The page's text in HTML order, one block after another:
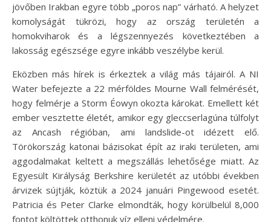
jövőben Irakban egyre több „poros nap” várható. A helyzet
komolyságát tükrözi, hogy az ország területén a
homokviharok és a légszennyezés következtében a
lakosság egészsége egyre inkább veszélybe kerül.
Eközben más hírek is érkeztek a világ más tájairól. A NI
Water befejezte a 22 mérföldes Mourne Wall felmérését,
hogy felmérje a Storm Éowyn okozta károkat. Emellett két
ember vesztette életét, amikor egy gleccserlagúna túlfolyt
az Ancash régióban, ami landslide-ot idézett elő.
Törökország katonai bázisokat épít az iraki területen, ami
aggodalmakat keltett a megszállás lehetősége miatt. Az
Egyesült Királyság Berkshire kerületét az utóbbi években
árvizek sújtják, köztük a 2024 januári Pingewood esetét.
Patricia és Peter Clarke elmondták, hogy körülbelül 8,000
fontot költöttek otthonuk víz elleni védelmére.